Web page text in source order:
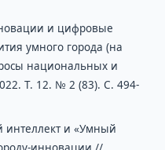
и цифровые
умного города (на
национальных и
Т. 12. № 2 (83). С. 494-
интеллект и «Умный